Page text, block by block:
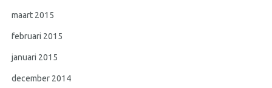
maart 2015
februari 2015
januari 2015
december 2014